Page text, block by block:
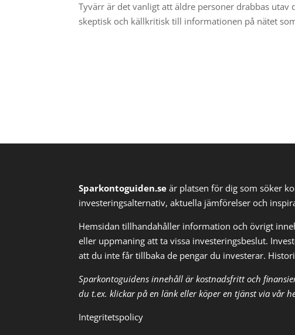
Tyvärr är det vanligt att äldre personer drabbas
skeptisk och källkritisk till informationen på nätet
Sparkontoguiden.se är platsen för dig som söker
investeringsalternativ, aktuella jämförelser och
Hemsidan tillhandahåller information och övrigt
eller uppmaning att ta vissa investeringsbeslut.
att du inte får tillbaka de pengar du investerar.
Sparkontoguidens innehåll är kostnadsfritt och
du t.ex. klickar på en länk eller köper en tjänst via vår
Integritetspolicy